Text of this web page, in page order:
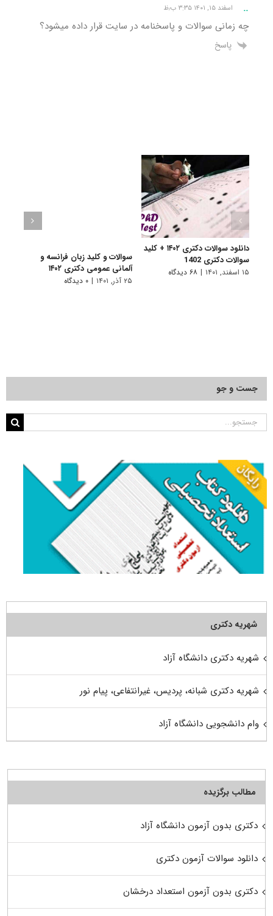
.. اسفند ۱۵, ۱۴۰۱ ۳:۳۵ ب٫ظ
چه زمانی سوالات و پاسخنامه در سایت قرار داده میشود؟
پاسخ
دانلود سوالات دکتری ۱۴۰۲ + کلید
سوالات دکتری 1402
۱۵ اسفند, ۱۴۰۱ | ۶۸ دیدگاه
سوالات و کلید زبان فرانسه و
آلمانی عمومی دکتری ۱۴۰۲
۲۵ آذر, ۱۴۰۱ | ۰ دیدگاه
جست و جو
جستجو
شهریه دکتری
شهریه دکتری دانشگاه آزاد
شهریه دکتری شبانه، پردیس، غیرانتفاعی، پیام نور
وام دانشجویی دانشگاه آزاد
مطالب برگزیده
دکتری بدون آزمون دانشگاه آزاد
دانلود سوالات آزمون دکتری
دکتری بدون آزمون استعداد درخشان